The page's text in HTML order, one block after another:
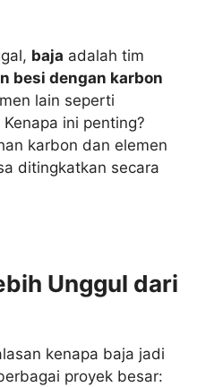
baja adalah tim
besi dengan karbon
lain seperti
ini penting?
karbon dan elemen
ditingkatkan secara
Unggul dari
kenapa baja jadi
proyek besar: